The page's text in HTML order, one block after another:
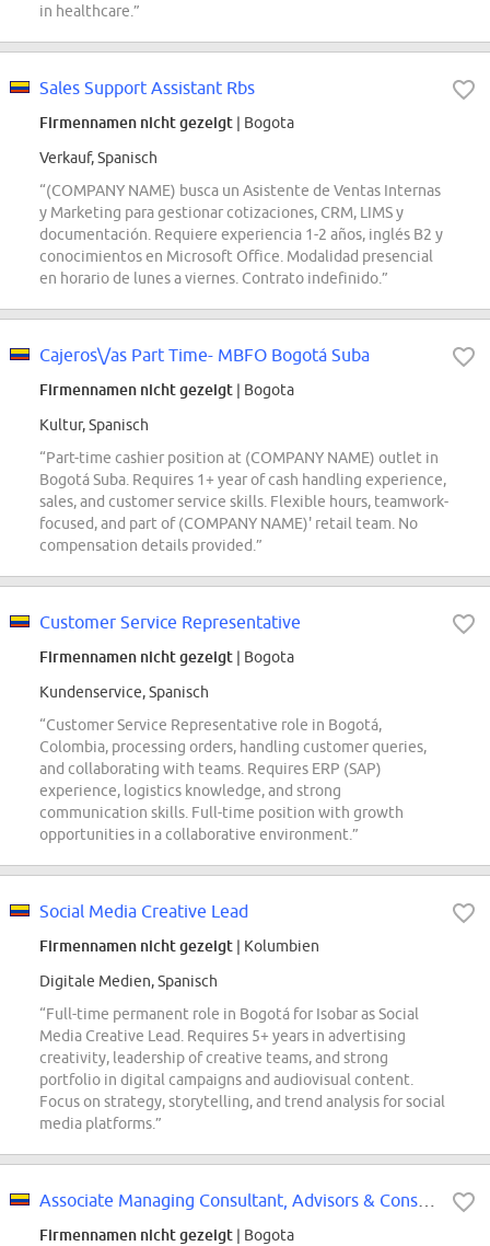
in healthcare.”
Sales Support Assistant Rbs
Firmennamen nicht gezeigt | Bogota
Verkauf, Spanisch
“(COMPANY NAME) busca un Asistente de Ventas Internas
y Marketing para gestionar cotizaciones, CRM, LIMS y
documentación. Requiere experiencia 1-2 años, inglés B2 y
conocimientos en Microsoft Office. Modalidad presencial
en horario de lunes a viernes. Contrato indefinido.”
Cajeros\/as Part Time- MBFO Bogotá Suba
Firmennamen nicht gezeigt | Bogota
Kultur, Spanisch
“Part-time cashier position at (COMPANY NAME) outlet in
Bogotá Suba. Requires 1+ year of cash handling experience,
sales, and customer service skills. Flexible hours, teamwork-
focused, and part of (COMPANY NAME)' retail team. No
compensation details provided.”
Customer Service Representative
Firmennamen nicht gezeigt | Bogota
Kundenservice, Spanisch
“Customer Service Representative role in Bogotá,
Colombia, processing orders, handling customer queries,
and collaborating with teams. Requires ERP (SAP)
experience, logistics knowledge, and strong
communication skills. Full-time position with growth
opportunities in a collaborative environment.”
Social Media Creative Lead
Firmennamen nicht gezeigt | Kolumbien
Digitale Medien, Spanisch
“Full-time permanent role in Bogotá for Isobar as Social
Media Creative Lead. Requires 5+ years in advertising
creativity, leadership of creative teams, and strong
portfolio in digital campaigns and audiovisual content.
Focus on strategy, storytelling, and trend analysis for social
media platforms.”
Firmennamen nicht gezeigt | Bogota